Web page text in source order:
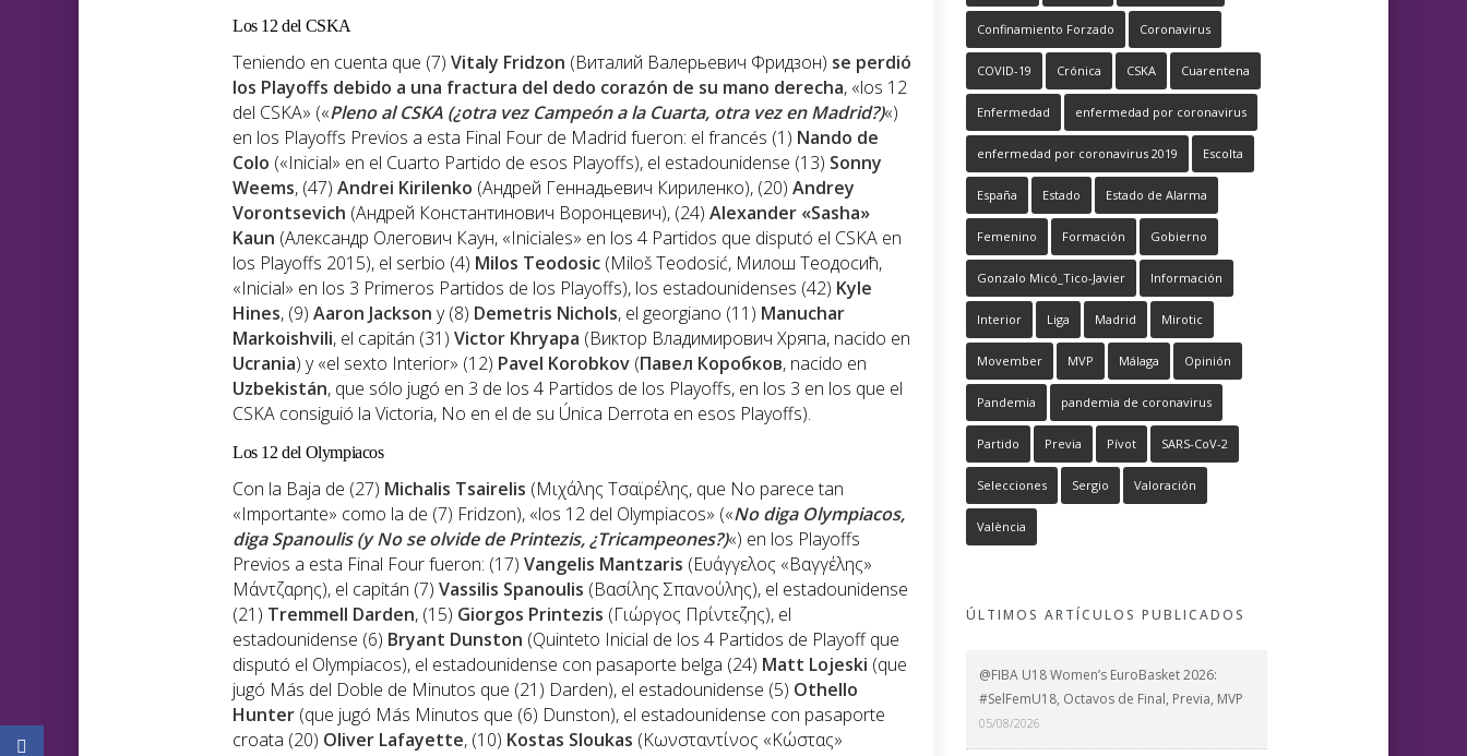
Los 12 del CSKA
Teniendo en cuenta que (7) Vitaly Fridzon (Виталий Валерьевич Фридзон) se perdió
los Playoffs debido a una fractura del dedo corazón de su mano derecha, «los 12
del CSKA» («Pleno al CSKA (¿otra vez Campeón a la Cuarta, otra vez en Madrid?)«)
en los Playoffs Previos a esta Final Four de Madrid fueron: el francés (1) Nando de
Colo («Inicial» en el Cuarto Partido de esos Playoffs), el estadounidense (13) Sonny
Weems, (47) Andrei Kirilenko (Андрей Геннадьевич Кириленко), (20) Andrey
Vorontsevich (Андрей Константинович Воронцевич), (24) Alexander «Sasha»
Kaun (Александр Олегович Каун, «Iniciales» en los 4 Partidos que disputó el CSKA en
los Playoffs 2015), el serbio (4) Milos Teodosic (Miloš Teodosić, Милош Теодосић,
«Inicial» en los 3 Primeros Partidos de los Playoffs), los estadounidenses (42) Kyle
Hines, (9) Aaron Jackson y (8) Demetris Nichols, el georgiano (11) Manuchar
Markoishvili, el capitán (31) Victor Khryapa (Виктор Владимирович Хряпа, nacido en
Ucrania) y «el sexto Interior» (12) Pavel Korobkov (Павел Коробков, nacido en
Uzbekistán, que sólo jugó en 3 de los 4 Partidos de los Playoffs, en los 3 en los que el
CSKA consiguió la Victoria, No en el de su Única Derrota en esos Playoffs).
Los 12 del Olympiacos
Con la Baja de (27) Michalis Tsairelis (Μιχάλης Τσαϊρέλης, que No parece tan
«Importante» como la de (7) Fridzon), «los 12 del Olympiacos» («No diga Olympiacos,
diga Spanoulis (y No se olvide de Printezis, ¿Tricampeones?)«) en los Playoffs
Previos a esta Final Four fueron: (17) Vangelis Mantzaris (Ευάγγελος «Βαγγέλης»
Μάντζαρης), el capitán (7) Vassilis Spanoulis (Βασίλης Σπανούλης), el estadounidense
(21) Tremmell Darden, (15) Giorgos Printezis (Γιώργος Πρίντεζης), el
estadounidense (6) Bryant Dunston (Quinteto Inicial de los 4 Partidos de Playoff que
disputó el Olympiacos), el estadounidense con pasaporte belga (24) Matt Lojeski (que
jugó Más del Doble de Minutos que (21) Darden), el estadounidense (5) Othello
Hunter (que jugó Más Minutos que (6) Dunston), el estadounidense con pasaporte
croata (20) Oliver Lafayette, (10) Kostas Sloukas (Κωνσταντίνος «Κώστας»
Confinamiento Forzado Coronavirus
COVID-19 Crónica CSKA Cuarentena
Enfermedad enfermedad por coronavirus
enfermedad por coronavirus 2019 Escolta
España Estado Estado de Alarma
Femenino Formación Gobierno
Gonzalo Micó_Tico-Javier Información
Interior Liga Madrid Mirotic
Movember MVP Málaga Opinión
Pandemia pandemia de coronavirus
Partido Previa Pívot SARS-CoV-2
Selecciones Sergio Valoración
València
ÚLTIMOS ARTÍCULOS PUBLICADOS
@FIBA U18 Women’s EuroBasket 2026:
#SelFemU18, Octavos de Final, Previa, MVP
05/08/2026